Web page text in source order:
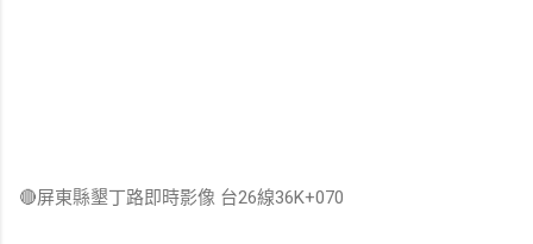
🔴屏東縣墾丁路即時影像 台26線36K+070